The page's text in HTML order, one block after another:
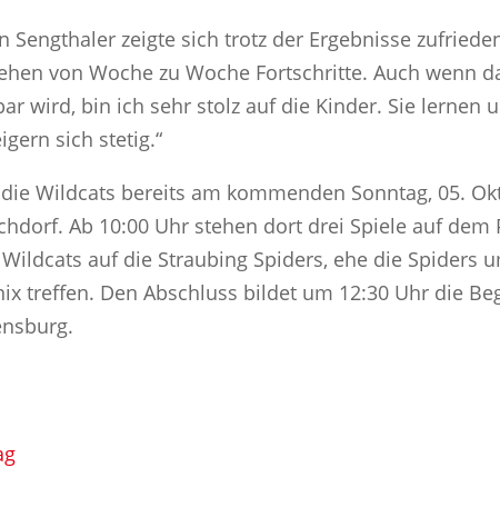
Sengthaler zeigte sich trotz der Ergebnisse
von Woche zu Woche Fortschritte. Auch wenn
wird, bin ich sehr stolz auf die Kinder. Sie lernen
sich stetig.“
Wildcats bereits am kommenden Sonntag, 05.
Ab 10:00 Uhr stehen dort drei Spiele auf dem
auf die Straubing Spiders, ehe die Spiders
treffen. Den Abschluss bildet um 12:30 Uhr die